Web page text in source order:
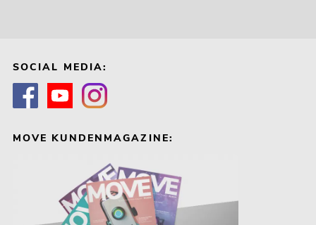
SOCIAL MEDIA:
MOVE KUNDENMAGAZINE: